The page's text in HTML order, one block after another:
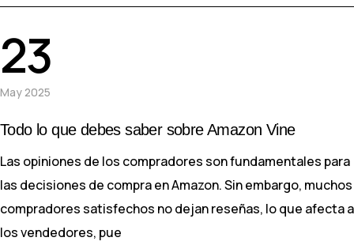
23
May 2025
Todo lo que debes saber sobre Amazon Vine
Las opiniones de los compradores son fundamentales para
las decisiones de compra en Amazon. Sin embargo, muchos
compradores satisfechos no dejan reseñas, lo que afecta a
los vendedores, pue